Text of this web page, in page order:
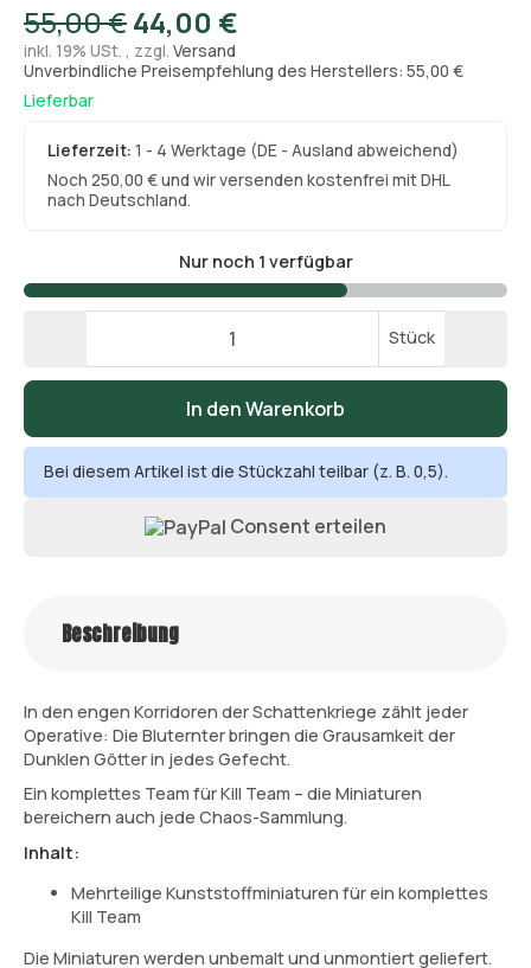
55,00 €44,00 €
inkl. 19% USt. , zzgl. Versand
Unverbindliche Preisempfehlung des Herstellers: 55,00 €
Lieferbar
Lieferzeit:1 - 4 Werktage (DE - Ausland abweichend)
Noch 250,00 € und wir versenden kostenfrei mit DHL
nach Deutschland.
Nur noch 1 verfügbar
Stück
In den Warenkorb
Bei diesem Artikel ist die Stückzahl teilbar (z. B. 0,5).
Consent erteilen
Beschreibung
In den engen Korridoren der Schattenkriege zählt jeder
Operative: Die Bluternter bringen die Grausamkeit der
Dunklen Götter in jedes Gefecht.
Ein komplettes Team für Kill Team – die Miniaturen
bereichern auch jede Chaos-Sammlung.
Inhalt:
Mehrteilige Kunststoffminiaturen für ein komplettes
Kill Team
Die Miniaturen werden unbemalt und unmontiert geliefert.